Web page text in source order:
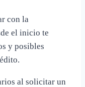
con la
el inicio te
y posibles
al solicitar un